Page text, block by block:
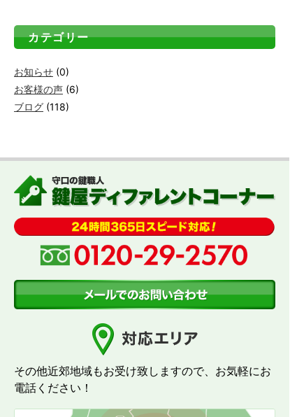
カテゴリー
お知らせ (0)
お客様の声 (6)
ブログ (118)
その他近郊地域もお受け致しますので、お気軽にお
電話ください！